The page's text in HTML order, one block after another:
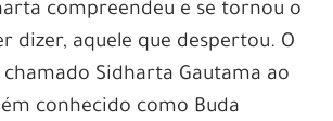
compreendeu e se tornou o
dizer, aquele que despertou. O
Sidharta Gautama ao
conhecido como Buda